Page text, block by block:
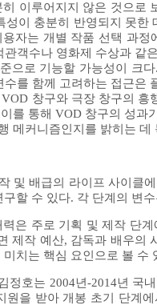
이루어지지 않은 것으
성이 충분히 반영되지 못
자는 개별 작품 선택 과
객수나 영화제 수상과 같
으로 기능할 가능성이 크
를 함께 고려하는 접근은
창구와 극장 창구의
를 통해 VOD 창구의 성
메커니즘인지를 밝히는 데
및 배급의 라이프 사이클
할 수 있다. 각 단계의 변
은 주로 기획 및 제작 단
제작 예산, 감독과 배우의
치는 핵심 요인으로 볼 수
정호는 2004년-2014년 국
원을 받아 개봉 초기 단계